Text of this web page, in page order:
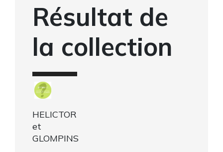
Résultat de
la collection
HELICTOR
et
GLOMPINS